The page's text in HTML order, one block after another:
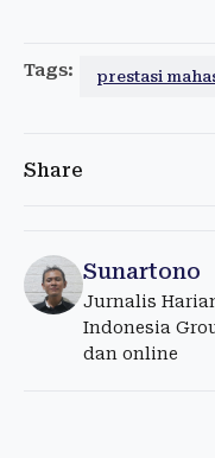
Tags: prestasi
Share
Sunartono
Jurnalis
Indonesia
dan online